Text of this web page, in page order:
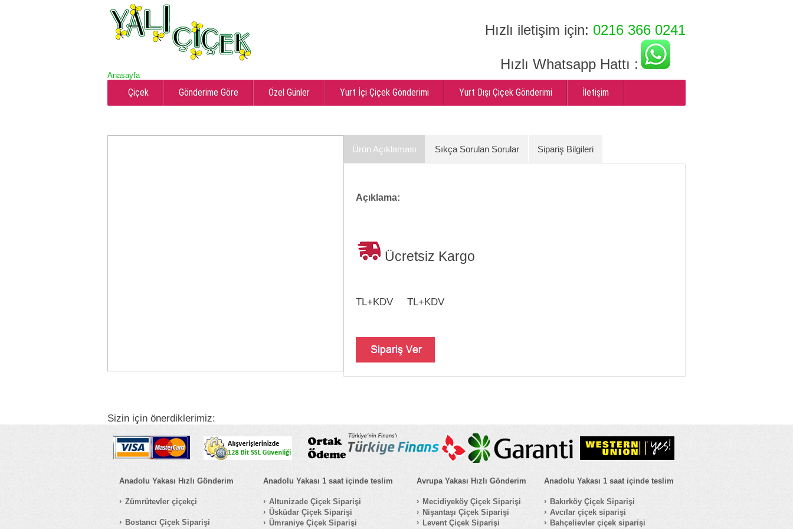
Anasayfa
Hızlı iletişim için: 0216 366 0241
Hızlı Whatsapp Hattı :
Çiçek Gönderime Göre Özel Günler Yurt İçi Çiçek Gönderimi Yurt Dışı Çiçek Gönderimi İletişim
Ürün Açıklaması Sıkça Sorulan Sorular Sipariş Bilgileri
Açıklama:
Ücretsiz Kargo
TL+KDV TL+KDV
Sizin için önerdiklerimiz:
Anadolu Yakası Hızlı Gönderim
Zümrütevler çiçekçi
Bostancı Çiçek Siparişi
Anadolu Yakası 1 saat içinde teslim
Altunizade Çiçek Siparişi
Üsküdar Çiçek Siparişi
Ümraniye Çiçek Siparişi
Avrupa Yakası Hızlı Gönderim
Mecidiyeköy Çiçek Siparişi
Nişantaşı Çiçek Siparişi
Levent Çiçek Siparişi
Anadolu Yakası 1 saat içinde teslim
Bakırköy Çiçek Siparişi
Avcılar çiçek siparişi
Bahçelievler çiçek siparişi